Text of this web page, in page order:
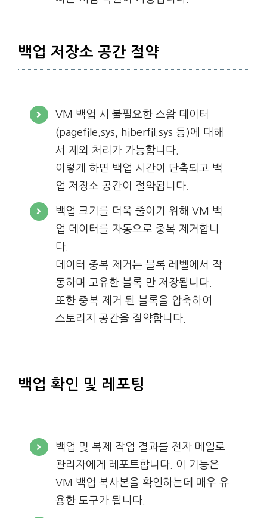
백업 저장소 공간 절약
VM 백업 시 불필요한 스왑 데이터
(pagefile.sys, hiberfil.sys 등)에 대해
서 제외 처리가 가능합니다.
이렇게 하면 백업 시간이 단축되고 백
업 저장소 공간이 절약됩니다.
백업 크기를 더욱 줄이기 위해 VM 백
업 데이터를 자동으로 중복 제거합니
다.
데이터 중복 제거는 블록 레벨에서 작
동하며 고유한 블록 만 저장됩니다.
또한 중복 제거 된 블록을 압축하여
스토리지 공간을 절약합니다.
백업 확인 및 레포팅
백업 및 복제 작업 결과를 전자 메일로
관리자에게 레포트합니다. 이 기능은
VM 백업 복사본을 확인하는데 매우 유
용한 도구가 됩니다.